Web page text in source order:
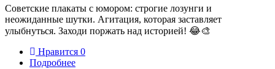
Советские плакаты с юмором: строгие лозунги и
неожиданные шутки. Агитация, которая заставляет
улыбнуться. Заходи поржать над историей! 😂🎨
Нравится 0
Подробнее